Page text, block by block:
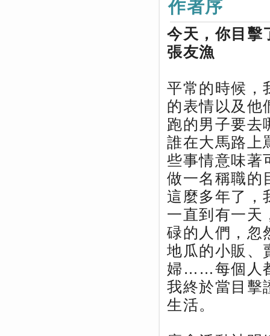
作者序
今天，你目擊
張友漁
平常的時候，
的表情以及他
跑的男子要去
誰在大馬路上
些事情意味著
做一名稱職的
這麼多年了，
一直到有一天
碌的人們，忽
地瓜的小販、
婦……每個人
我終於當目擊
生活。